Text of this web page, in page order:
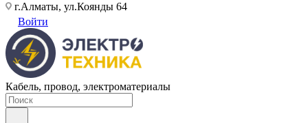
г.Алматы, ул.Коянды 64
Войти
Кабель, провод, электроматериалы